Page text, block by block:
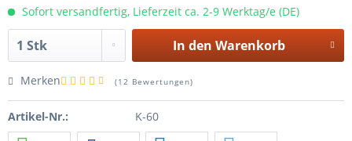
Sofort versandfertig, Lieferzeit ca. 2-9 Werktag/e (DE)
In den Warenkorb
Merken (12 Bewertungen)
Artikel-Nr.: K-60